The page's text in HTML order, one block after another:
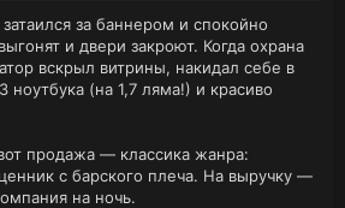
за баннером и спокойно
и двери закроют. Когда охрана
вскрыл витрины, накидал себе в
ноутбука (на 1,7 ляма!) и красиво
продажа — классика жанра:
с барского плеча. На выручку —
на ночь.